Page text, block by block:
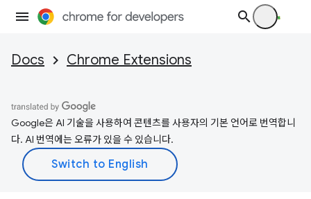
Docs Chrome Extensions
Google은 AI 기술을 사용하여 콘텐츠를 사용자의 기본 언어로 번역합니
다. AI 번역에는 오류가 있을 수 있습니다.